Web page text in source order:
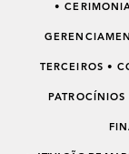
•
TERCEIROS •